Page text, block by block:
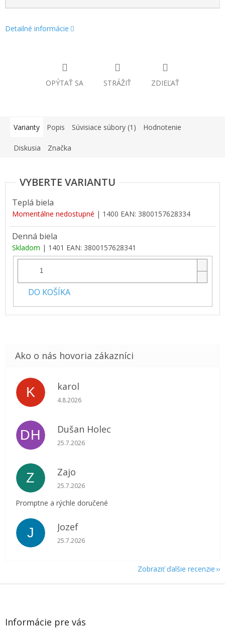
Detailné informácie
OPÝTAŤ SA STRÁŽIŤ ZDIEĽAŤ
Varianty Popis Súvisiace súbory (1) Hodnotenie
Diskusia Značka
Teplá biela
Momentálne nedostupné | 1400 EAN: 3800157628334
Denná biela
Skladom | 1401 EAN: 3800157628341
DO KOŠÍKA
K karol
Hodnotenie obchodu je 5 z 5 hviezdičiek.
4.8.2026
DH Dušan Holec
Hodnotenie obchodu je 5 z 5 hviezdičiek.
25.7.2026
Z Zajo
Hodnotenie obchodu je 5 z 5 hviezdičiek.
25.7.2026
Promptne a rýchle doručené
J Jozef
Hodnotenie obchodu je 5 z 5 hviezdičiek.
25.7.2026
Zobraziť ďalšie recenzie
Z
Informácie pre vás